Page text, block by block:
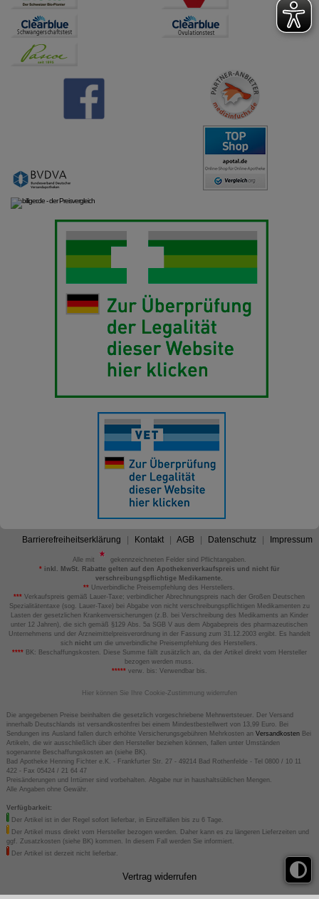
Barrierefreiheitserklärung Kontakt AGB Datenschutz Impressum
Alle mit
gekennzeichneten Felder sind Pflichtangaben.
*inkl. MwSt. Rabatte gelten auf den Apothekenverkaufspreis und nicht für
verschreibungspflichtige Medikamente.
** Unverbindliche Preisempfehlung des Herstellers.
*** Verkaufspreis gemäß Lauer-Taxe; verbindlicher Abrechnungspreis nach der Großen Deutschen
Spezialitätentaxe (sog. Lauer-Taxe) bei Abgabe von nicht verschreibungspflichtigen Medikamenten zu
Lasten der gesetzlichen Krankenversicherungen (z.B. bei Verschreibung des Medikaments an Kinder
unter 12 Jahren), die sich gemäß §129 Abs. 5a SGB V aus dem Abgabepreis des pharmazeutischen
Unternehmens und der Arzneimittelpreisverordnung in der Fassung zum 31.12.2003 ergibt. Es handelt
sich nicht um die unverbindliche Preisempfehlung des Herstellers.
****BK: Beschaffungskosten. Diese Summe fällt zusätzlich an, da der Artikel direkt vom Hersteller
bezogen werden muss.
*****verw. bis: Verwendbar bis.
Hier können Sie Ihre Cookie-Zustimmung widerrufen
Die angegebenen Preise beinhalten die gesetzlich vorgeschriebene Mehrwertsteuer. Der Versand
innerhalb Deutschlands ist versandkostenfrei bei einem Mindestbestellwert von 13,99 Euro. Bei
Sendungen ins Ausland fallen durch erhöhte Versicherungsgebühren Mehrkosten an VersandkostenBei
Artikeln, die wir ausschließlich über den Hersteller beziehen können, fallen unter Umständen
sogenannte Beschaffungskosten an (siehe BK).
Bad Apotheke Henning Fichter e.K. - Frankfurter Str. 27 - 49214 Bad Rothenfelde - Tel 0800 / 10 11
422 - Fax 05424 / 21 64 47
Preisänderungen und Irrtümer sind vorbehalten. Abgabe nur in haushaltsüblichen Mengen.
Alle Angaben ohne Gewähr.
Verfügbarkeit:
Der Artikel ist in der Regel sofort lieferbar, in Einzelfällen bis zu 6 Tage.
Der Artikel muss direkt vom Hersteller bezogen werden. Daher kann es zu längeren Lieferzeiten und
ggf. Zusatzkosten (siehe BK) kommen. In diesem Fall werden Sie informiert.
Der Artikel ist derzeit nicht lieferbar.
Vertrag widerrufen